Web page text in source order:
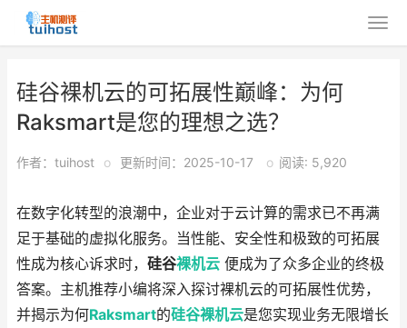
硅谷裸机云的可拓展性巅峰：为何
Raksmart是您的理想之选？
作者：tuihost o 更新时间：2025-10-17 o 阅读: 5,920
在数字化转型的浪潮中，企业对于云计算的需求已不再满
足于基础的虚拟化服务。当性能、安全性和极致的可拓展
性成为核心诉求时， 硅谷裸机云 便成为了众多企业的终极
答案。主机推荐小编将深入探讨裸机云的可拓展性优势，
并揭示为何Raksmart的硅谷裸机云是您实现业务无限增长